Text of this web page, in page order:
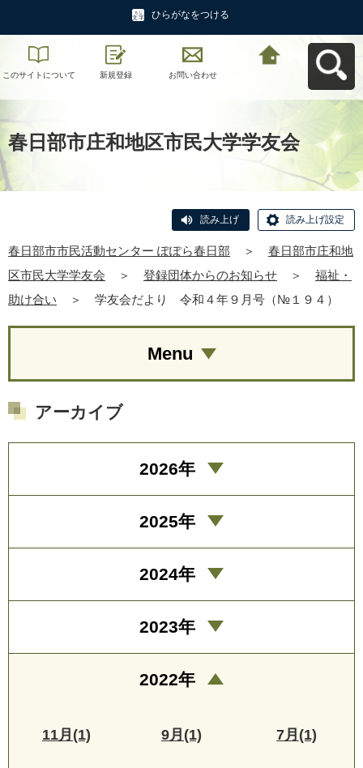
ひらがなをつける
このサイトについて 新規登録 お問い合わせ
春日部市庄和地区市民大学学友会
読み上げ 読み上げ設定
春日部市市民活動センター ぽぽら春日部 ＞
春日部市庄和地
区市民大学学友会
＞ 登録団体からのお知らせ ＞
福祉・
助け合い
＞ 学友会だより 令和４年９月号（№１９４）
Menu
アーカイブ
2026年
2025年
2024年
2023年
2022年
11月(1) 9月(1) 7月(1)